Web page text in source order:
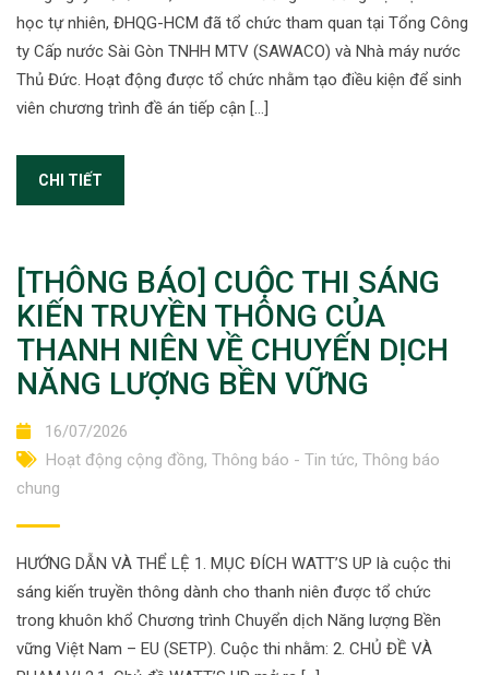
học tự nhiên, ĐHQG-HCM đã tổ chức tham quan tại Tổng Công
ty Cấp nước Sài Gòn TNHH MTV (SAWACO) và Nhà máy nước
Thủ Đức. Hoạt động được tổ chức nhằm tạo điều kiện để sinh
viên chương trình đề án tiếp cận […]
CHI TIẾT
[THÔNG BÁO] CUỘC THI SÁNG
KIẾN TRUYỀN THÔNG CỦA
THANH NIÊN VỀ CHUYẾN DỊCH
NĂNG LƯỢNG BỀN VỮNG
16/07/2026
Hoạt động cộng đồng, Thông báo - Tin tức, Thông báo
chung
HƯỚNG DẪN VÀ THỂ LỆ 1. MỤC ĐÍCH WATT’S UP là cuộc thi
sáng kiến truyền thông dành cho thanh niên được tổ chức
trong khuôn khổ Chương trình Chuyển dịch Năng lượng Bền
vững Việt Nam – EU (SETP). Cuộc thi nhằm: 2. CHỦ ĐỀ VÀ